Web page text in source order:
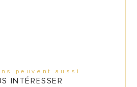
peuvent aussi
INTÉRESSER